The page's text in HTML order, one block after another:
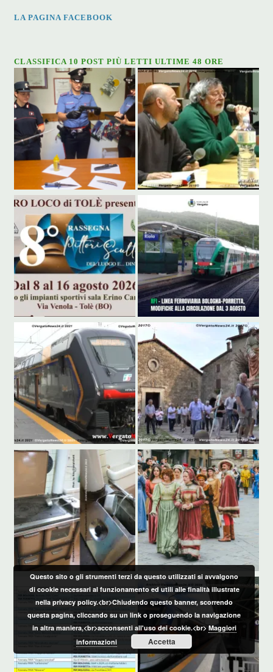
LA PAGINA FACEBOOK
CLASSIFICA 10 POST PIÙ LETTI ULTIME 48 ORE
Questo sito o gli strumenti terzi da questo utilizzati si avvalgono
di cookie necessari al funzionamento ed utili alle finalità illustrate
nella privacy policy.<br>Chiudendo questo banner, scorrendo
questa pagina, cliccando su un link o proseguendo la navigazione
in altra maniera,<br>acconsenti all'uso dei cookie.<br> Maggiori
informazioni
Accetta